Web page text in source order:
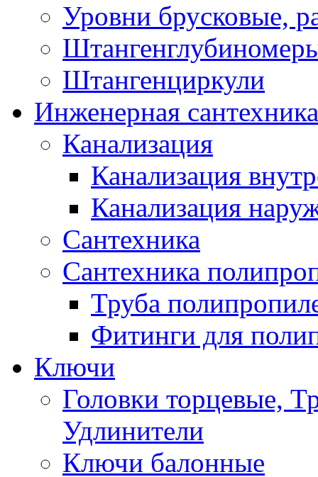
Уровни брусковые,
Штангенциркули
Инженерная сантехника
Канализация
Канализация
Канализация
Сантехника
Сантехника
Труба
Фитинги для
Ключи
Головки торцевые,
Удлинители
Ключи балонные